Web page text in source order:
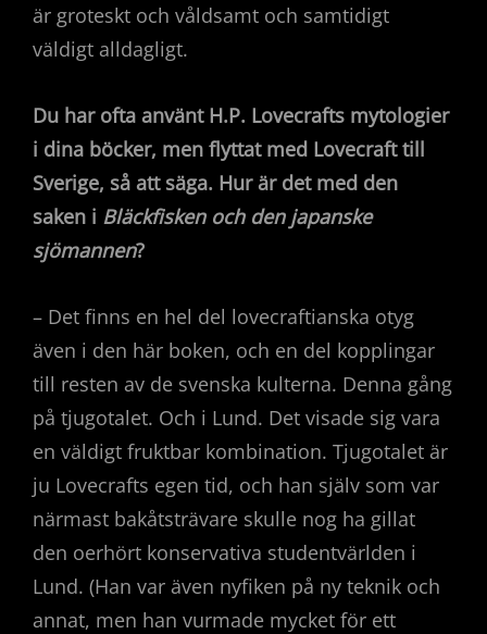
är groteskt och våldsamt och samtidigt
väldigt alldagligt.
Du har ofta använt H.P. Lovecrafts mytologier
i dina böcker, men flyttat med Lovecraft till
Sverige, så att säga. Hur är det med den
saken i Bläckfisken och den japanske
sjömannen?
– Det finns en hel del lovecraftianska otyg
även i den här boken, och en del kopplingar
till resten av de svenska kulterna. Denna gång
på tjugotalet. Och i Lund. Det visade sig vara
en väldigt fruktbar kombination. Tjugotalet är
ju Lovecrafts egen tid, och han själv som var
närmast bakåtsträvare skulle nog ha gillat
den oerhört konservativa studentvärlden i
Lund. (Han var även nyfiken på ny teknik och
annat, men han vurmade mycket för ett